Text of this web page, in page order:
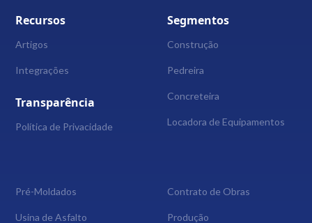
Recursos
Artigos
Integrações
Transparência
Política de Privacidade
Segmentos
Construção
Pedreira
Concreteira
Locadora de Equipamentos
Pré-Moldados
Usina de Asfalto
Contrato de Obras
Produção